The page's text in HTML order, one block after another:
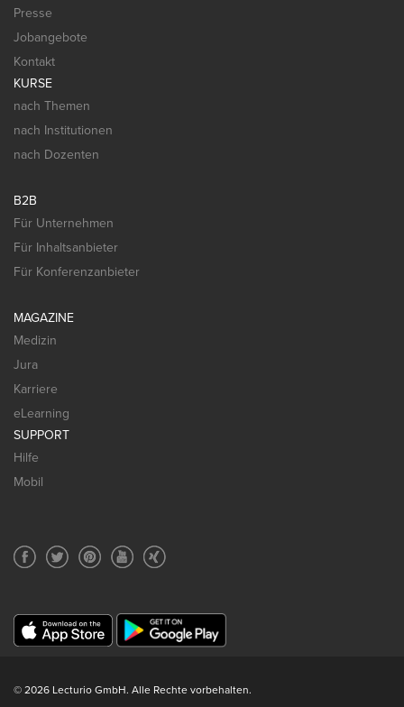
Presse
Jobangebote
Kontakt
KURSE
nach Themen
nach Institutionen
nach Dozenten
B2B
Für Unternehmen
Für Inhaltsanbieter
Für Konferenzanbieter
MAGAZINE
Medizin
Jura
Karriere
eLearning
SUPPORT
Hilfe
Mobil
© 2026 Lecturio GmbH. Alle Rechte vorbehalten.